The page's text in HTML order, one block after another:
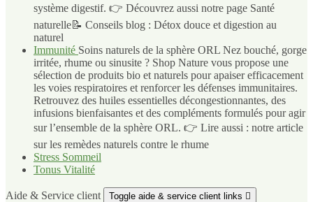
système digestif. 👉 Découvrez aussi notre page Santé
naturelle📝 Conseils blog : Détox douce et digestion au
naturel
Immunité Soins naturels de la sphère ORL Nez bouché, gorge
irritée, rhume ou sinusite ? Shop Nature vous propose une
sélection de produits bio et naturels pour apaiser efficacement
les voies respiratoires et renforcer les défenses immunitaires.
Retrouvez des huiles essentielles décongestionnantes, des
infusions bienfaisantes et des compléments formulés pour agir
sur l’ensemble de la sphère ORL. 👉 Lire aussi : notre article
sur les remèdes naturels contre le rhume
Stress Sommeil
Tonus Vitalité
Aide & Service client Toggle aide & service client links 